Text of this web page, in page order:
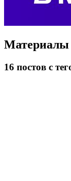
Материалы
16 постов с